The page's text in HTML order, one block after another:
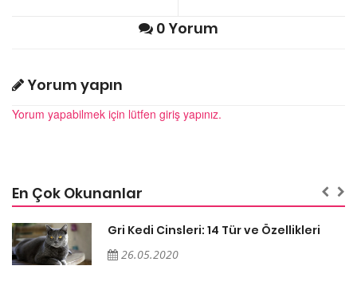
0 Yorum
Yorum yapın
Yorum yapabilmek için lütfen giriş yapınız.
En Çok Okunanlar
Gri Kedi Cinsleri: 14 Tür ve Özellikleri
26.05.2020